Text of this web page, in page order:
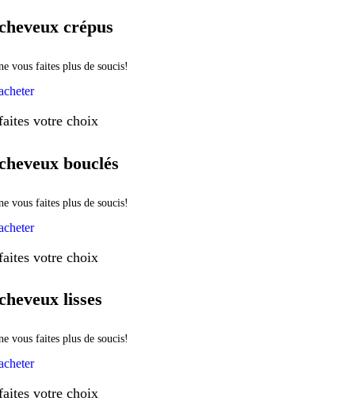
crépus
vous faites plus de soucis!
votre choix
bouclés
vous faites plus de soucis!
votre choix
lisses
vous faites plus de soucis!
votre choix